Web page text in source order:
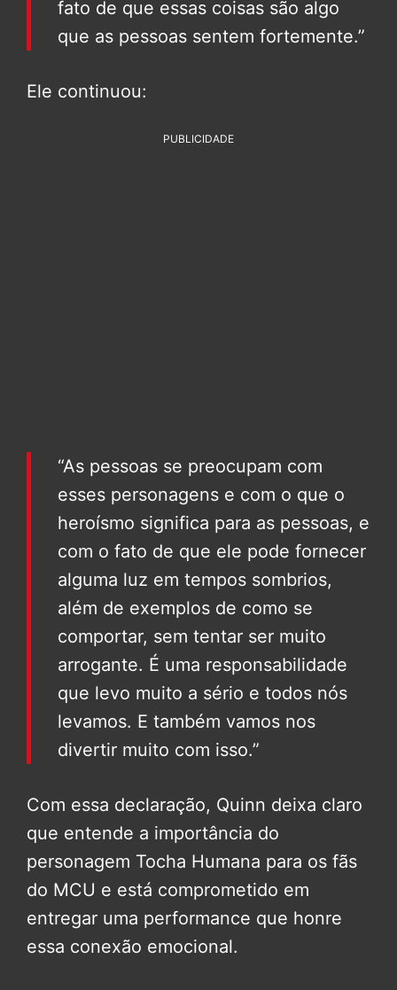
fato de que essas coisas são algo
que as pessoas sentem fortemente.”
Ele continuou:
PUBLICIDADE
“As pessoas se preocupam com
esses personagens e com o que o
heroísmo significa para as pessoas, e
com o fato de que ele pode fornecer
alguma luz em tempos sombrios,
além de exemplos de como se
comportar, sem tentar ser muito
arrogante. É uma responsabilidade
que levo muito a sério e todos nós
levamos. E também vamos nos
divertir muito com isso.”
Com essa declaração, Quinn deixa claro
que entende a importância do
personagem Tocha Humana para os fãs
do MCU e está comprometido em
entregar uma performance que honre
essa conexão emocional.